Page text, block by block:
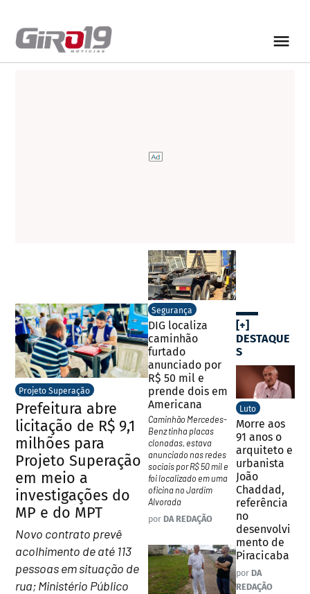
Projeto Superação
Prefeitura abre
licitação de R$ 9,1
milhões para
Projeto Superação
em meio a
investigações do
MP e do MPT
Novo contrato prevê
acolhimento de até 113
pessoas em situação de
rua; Ministério Público
Segurança
DIG localiza
caminhão
furtado
anunciado por
R$ 50 mil e
prende dois em
Americana
Caminhão Mercedes-
Benz tinha placas
clonadas, estava
anunciado nas redes
sociais por R$ 50 mil e
foi localizado em uma
oficina no Jardim
Alvorada
por DA REDAÇÃO
[+]
DESTAQUE
S
Luto
Morre aos
91 anos o
arquiteto e
urbanista
João
Chaddad,
referência
no
desenvolvi
mento de
Piracicaba
por DA
REDAÇÃO